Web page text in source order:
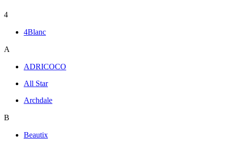
4
4Blanc
A
ADRICOCO
All Star
Archdale
B
Beautix